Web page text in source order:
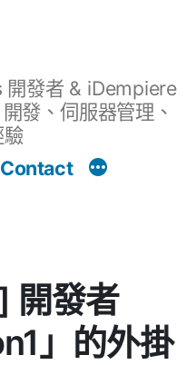
發者 & iDempiere
發、伺服器管理、
驗
Contact
開發者
」的外掛
Filter